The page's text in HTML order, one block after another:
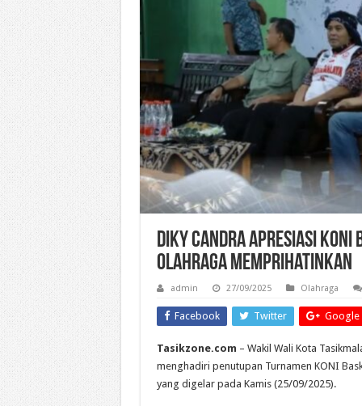
Diky Candra Apresiasi
Olahraga Memprihatinkan
admin 27/09/2025 Olahraga
Facebook Twitter Google
Tasikzone.com – Wakil Wali Kota
menghadiri penutupan Turnamen KONI
yang digelar pada Kamis (25/09/2025).